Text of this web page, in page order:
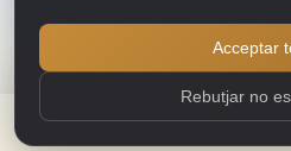
Rebutjar no
Acceptar